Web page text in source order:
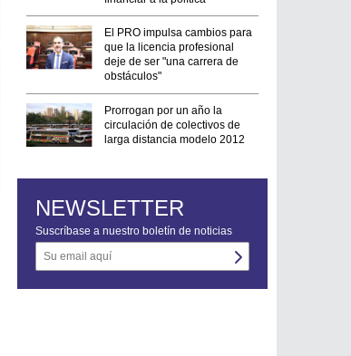
El PRO impulsa cambios para
que la licencia profesional
deje de ser "una carrera de
obstáculos"
Prorrogan por un año la
circulación de colectivos de
larga distancia modelo 2012
NEWSLETTER
Suscríbase a nuestro boletín de noticias